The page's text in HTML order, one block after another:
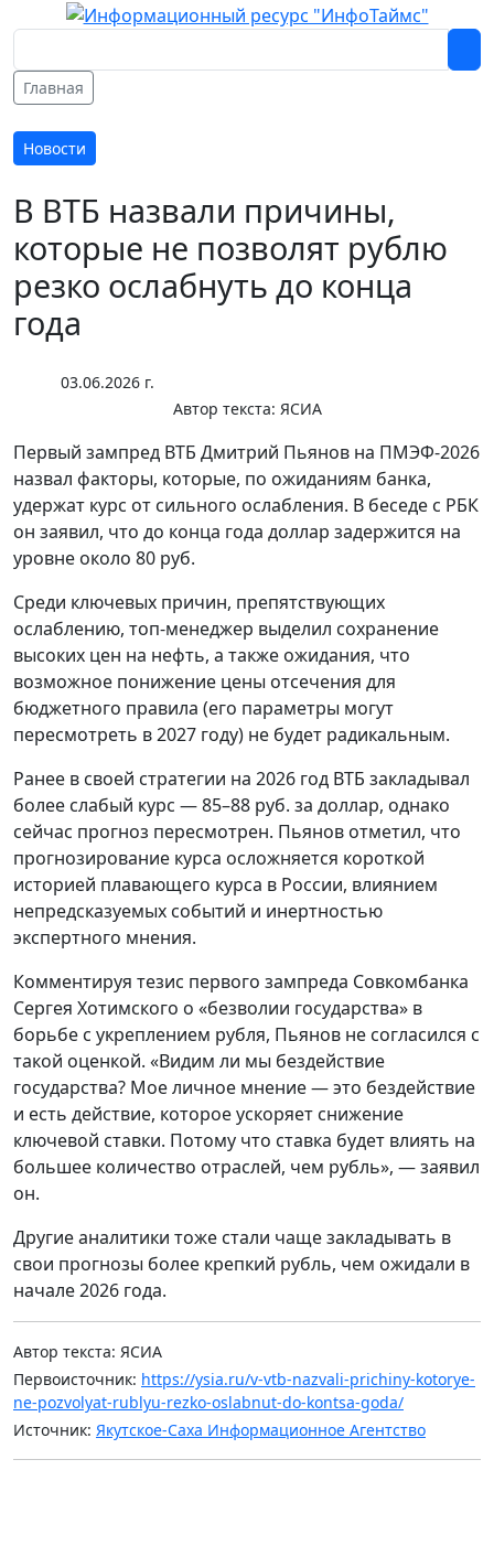
Главная
Новости
В ВТБ назвали причины,
которые не позволят рублю
резко ослабнуть до конца
года
03.06.2026 г.
Автор текста: ЯСИА
Первый зампред ВТБ Дмитрий Пьянов на ПМЭФ-2026
назвал факторы, которые, по ожиданиям банка,
удержат курс от сильного ослабления. В беседе с РБК
он заявил, что до конца года доллар задержится на
уровне около 80 руб.
Среди ключевых причин, препятствующих
ослаблению, топ-менеджер выделил сохранение
высоких цен на нефть, а также ожидания, что
возможное понижение цены отсечения для
бюджетного правила (его параметры могут
пересмотреть в 2027 году) не будет радикальным.
Ранее в своей стратегии на 2026 год ВТБ закладывал
более слабый курс — 85–88 руб. за доллар, однако
сейчас прогноз пересмотрен. Пьянов отметил, что
прогнозирование курса осложняется короткой
историей плавающего курса в России, влиянием
непредсказуемых событий и инертностью
экспертного мнения.
Комментируя тезис первого зампреда Совкомбанка
Сергея Хотимского о «безволии государства» в
борьбе с укреплением рубля, Пьянов не согласился с
такой оценкой. «Видим ли мы бездействие
государства? Мое личное мнение — это бездействие
и есть действие, которое ускоряет снижение
ключевой ставки. Потому что ставка будет влиять на
большее количество отраслей, чем рубль», — заявил
он.
Другие аналитики тоже стали чаще закладывать в
свои прогнозы более крепкий рубль, чем ожидали в
начале 2026 года.
Автор текста: ЯСИА
Первоисточник: https://ysia.ru/v-vtb-nazvali-prichiny-kotorye-
ne-pozvolyat-rublyu-rezko-oslabnut-do-kontsa-goda/
Источник: Якутское-Саха Информационное Агентство